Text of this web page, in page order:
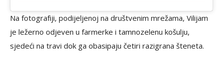
Na fotografiji, podijeljenoj na društvenim mrežama, Vilijam
je ležerno odjeven u farmerke i tamnozelenu košulju,
sjedeći na travi dok ga obasipaju četiri razigrana šteneta.